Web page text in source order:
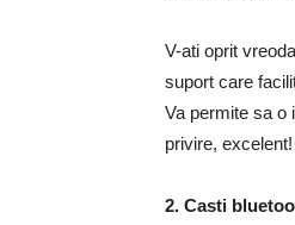
V-ati oprit
suport care
Va permite sa o
privire, excelent!
2. Casti